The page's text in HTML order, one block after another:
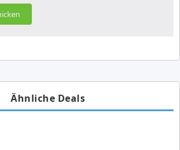
Ähnliche Deals